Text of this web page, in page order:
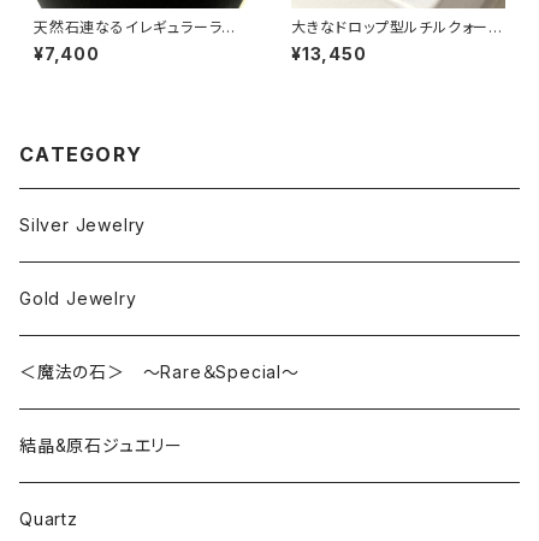
天然石連なるイレギュラーライ
ンsilverネックレス
¥7,400
大きなドロップ型ルチルクォーツ
Ring
¥13,450
CATEGORY
Silver Jewelry
Gold Jewelry
＜魔法の石＞ ～Rare＆Special～
結晶&原石ジュエリー
Quartz